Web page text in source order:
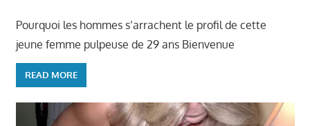
Pourquoi les hommes s’arrachent le profil de cette
jeune femme pulpeuse de 29 ans Bienvenue
READ MORE